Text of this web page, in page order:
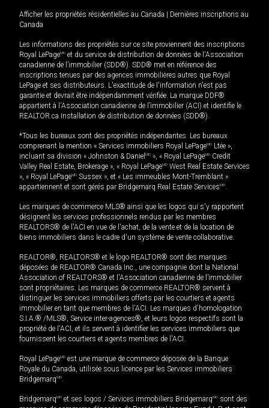
Afficher les propriétés résidentielles au Canada
Dernières inscriptions au
Canada
Les informations des propriétés sur ce site proviennent des inscriptions
Royal LePageMD et du service de distribution de données de l'Association
canadienne de l’immobilier (SDD®). SDD® met en référence des
inscriptions tenues par des agences immobilières autres que Royal
LePage et ses distributeurs. L'exactitude de l'information n'est pas
garantie et devrait être indépendamment vérifiée. La marque DDF®
appartient à l'Association canadienne de l’immobilier (ACI) et identifie le
REALTOR.ca Installation de distribution de données (SDD®).
*Tous les bureaux sont des propriétés indépendantes. Les bureaux
comprenant la mention « Services immobiliers Royal LePageMD Ltée »,
incluant sa division « Johnston & Daniel MD », « Royal LePageMD Credit
Valley Real Estate, Brokerage », « Royal LePageMD West Real Estate Services
», « Royal LePageMD Sussex », et « Les immeubles Mont-Tremblant »
appartiennent et sont gérés par Bridgemarq Real Estate ServicesMD.
Les marques de commerce MLS® ainsi que les logos qui s'y rapportent
désignent les services professionnels rendus par les membres
REALTORS® de l'ACI en vue de l'achat, de la vente et de la location de
biens immobiliers dans le cadre d'un système de vente collaborative.
REALTOR®, REALTORS® et le logo REALTOR® sont des marques
déposées de REALTOR® Canada Inc., une compagnie dont la National
Association of REALTORS® et l'Association canadienne de l’immobilier
sont propriétaires. Les marques de commerce REALTOR® servent à
distinguer les services immobiliers offerts par les courtiers et agents
immobilier en tant que membres de l'ACI. Les marques d'homologation
S.I.A.® /MLS®, Service inter-agences®, et leurs logos respectifs sont la
propriété de l'ACI, et ils servent à identifier les services immobiliers que
fournissent les courtiers et agents membres de l'ACI.
Royal LePageMD est une marque de commerce déposée de la Banque
Royale du Canada, utilisée sous licence par les Services immobiliers
BridgemarqMD.
BridgemarqMD et ses logos / Services immobiliers BridgemarqMD sont des